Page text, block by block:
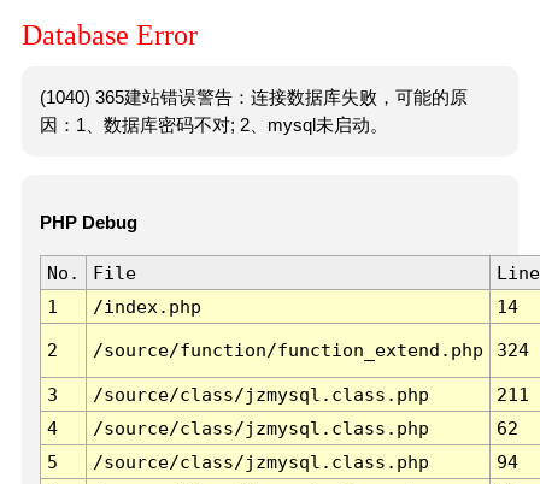
Database Error
(1040) 365建站错误警告：连接数据库失败，可能的原
因：1、数据库密码不对; 2、mysql未启动。
PHP Debug
No. File
Line
1
/index.php 14
2 /source/function/function_extend.php 324
3 /source/class/jzmysql.class.php
211
4
/source/class/jzmysql.class.php
62
5
/source/class/jzmysql.class.php
94